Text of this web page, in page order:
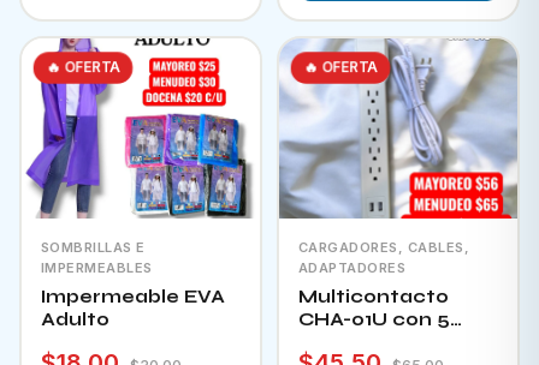
🔥 OFERTA
SOMBRILLAS E
IMPERMEABLES
Impermeable EVA
Adulto
🔥 OFERTA
CARGADORES, CABLES,
ADAPTADORES
Multicontacto
CHA-01U con 5